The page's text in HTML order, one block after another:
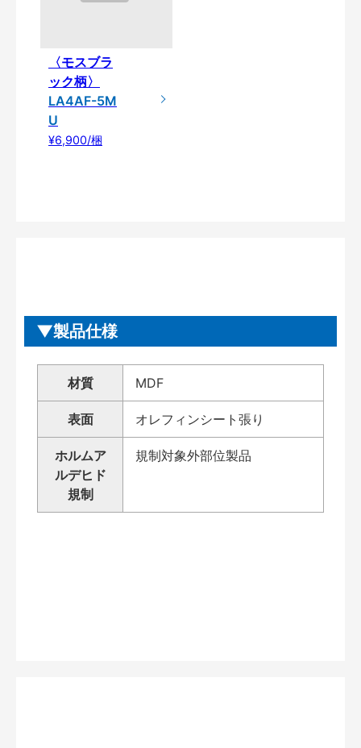
〈モスブラ
ック柄〉
LA4AF-5M
U
¥6,900/梱
製品仕様
材質 MDF
表面 オレフィンシート張り
ホルムア
ルデヒド
規制
規制対象外部位製品